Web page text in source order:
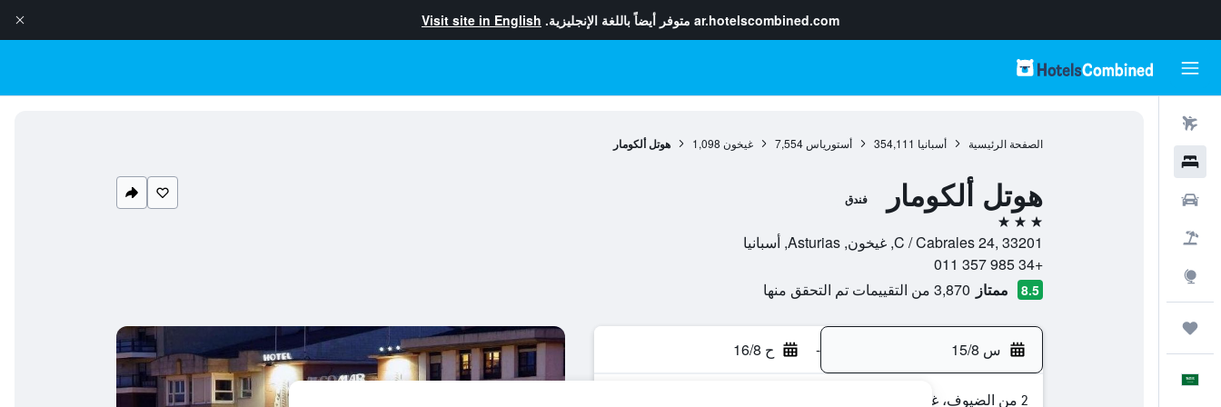
ar.hotelscombined.com متوفر أيضاً باللغة الإنجليزية. Visit site in English
الصفحة الرئيسية أسبانيا 354,111 أستورياس 7,554 غيخون 1,098 هوتل ألكومار
هوتل ألكومار فندق
3 نجوم
C / Cabrales 24, 33201, غيخون, Asturias, أسبانيا
+34 985 357 011
8.5 ممتاز 3,870 من التقييمات تم التحقق منها
س 15/8 - ح 16/8
2 من الضيوف، غرفة واحدة